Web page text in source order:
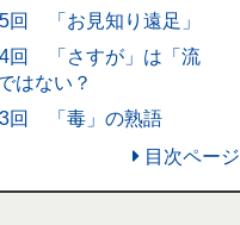
回 「お見知り遠足」
回 「さすが」は「流
はない？
回 「毒」の熟語
目次ページ